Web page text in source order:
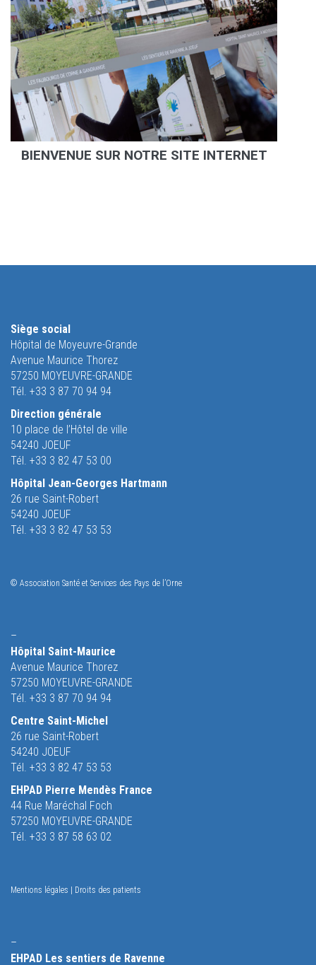
BIENVENUE SUR NOTRE SITE INTERNET
Siège social
Hôpital de Moyeuvre-Grande
Avenue Maurice Thorez
57250 MOYEUVRE-GRANDE
Tél. +33 3 87 70 94 94
Direction générale
10 place de l’Hôtel de ville
54240 JOEUF
Tél. +33 3 82 47 53 00
Hôpital Jean-Georges Hartmann
26 rue Saint-Robert
54240 JOEUF
Tél. +33 3 82 47 53 53
© Association Santé et Services des Pays de l’Orne
–
Hôpital Saint-Maurice
Avenue Maurice Thorez
57250 MOYEUVRE-GRANDE
Tél. +33 3 87 70 94 94
Centre Saint-Michel
26 rue Saint-Robert
54240 JOEUF
Tél. +33 3 82 47 53 53
EHPAD Pierre Mendès France
44 Rue Maréchal Foch
57250 MOYEUVRE-GRANDE
Tél. +33 3 87 58 63 02
Mentions légales Droits des patients
–
EHPAD Les sentiers de Ravenne